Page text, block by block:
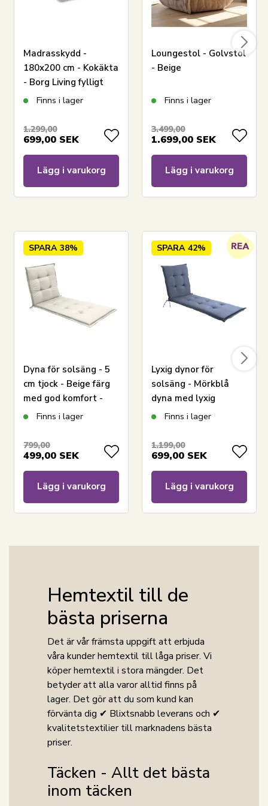
Madrasskydd -
180x200 cm - Kokäkta
- Borg Living fylligt
madrassskydd i 100%
Finns i lager
1.299,00
699,00 SEK
Lägg i varukorg
Loungestol - Golvstol
- Beige
Finns i lager
3.499,00
1.699,00 SEK
Lägg i varukorg
SPARA 38%
Dyna för solsäng - 5
cm tjock - Beige färg
med god komfort -
Passar på solvagn
Finns i lager
799,00
499,00 SEK
Lägg i varukorg
SPARA 42%
Lyxig dynor för
solsäng - Mörkblå
dyna med lyxig
komfort - Nordstrand
solbädd
Finns i lager
1.199,00
699,00 SEK
Lägg i varukorg
Hemtextil till de
bästa priserna
Det är vår främsta uppgift att erbjuda
våra kunder hemtextil till låga priser. Vi
köper hemtextil i stora mängder. Det
betyder att alla varor alltid finns på
lager. Det gör att du som kund kan
förvänta dig ✔ Blixtsnabb leverans och ✔
kvalitetstextilier till marknadens bästa
priser.
Täcken - Allt det bästa
inom täcken